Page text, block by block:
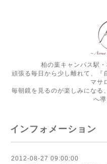
柏の葉キャンパス駅
頑張る毎日から少し離れて、『
マサ
毎朝鏡を見るのが楽しみになる
へ導
インフォメーション
2012-08-27 09:00:00